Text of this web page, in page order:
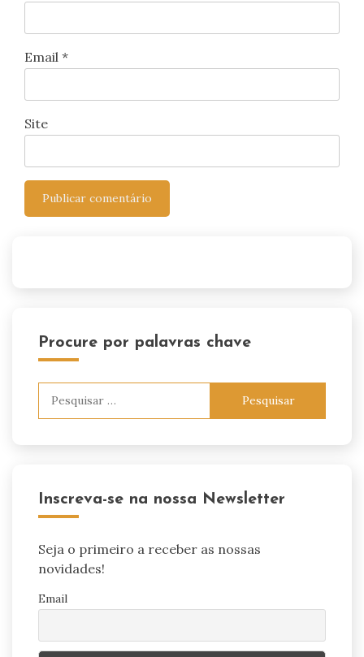
Email *
Site
Procure por palavras chave
Inscreva-se na nossa Newsletter
Seja o primeiro a receber as nossas
novidades!
Email